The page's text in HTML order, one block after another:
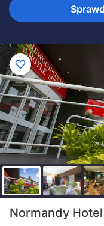
Normandy Hotel
Liczba gwiazdek: